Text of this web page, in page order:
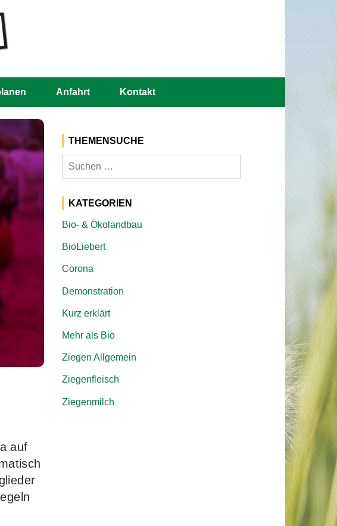
Anfahrt Kontakt
auf
THEMENSUCHE
Suchen
nach:
KATEGORIEN
Bio- & Ökolandbau
BioLiebert
Corona
Demonstration
Kurz erklärt
Mehr als Bio
Ziegen Allgemein
Ziegenfleisch
Ziegenmilch